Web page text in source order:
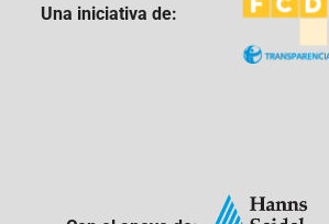
Una iniciativa de: